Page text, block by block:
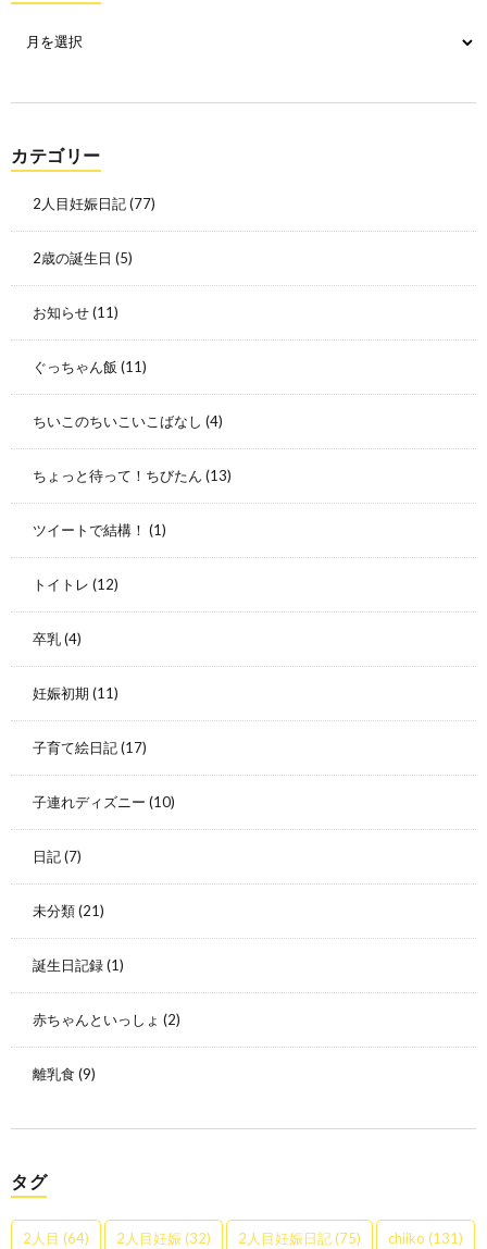
カテゴリー
2人目妊娠日記(77)
2歳の誕生日 (5)
お知らせ(11)
ぐっちゃん飯 (11)
ちいこのちいこいこばなし (4)
ちょっと待って！ちびたん (13)
ツイートで結構！ (1)
トイトレ (12)
卒乳(4)
妊娠初期 (11)
子育て絵日記(17)
子連れディズニー (10)
日記(7)
未分類(21)
誕生日記録(1)
赤ちゃんといっしょ (2)
離乳食 (9)
タグ
2人目 (64) 2人目妊娠(32) 2人目妊娠日記(75) chiiko (131)